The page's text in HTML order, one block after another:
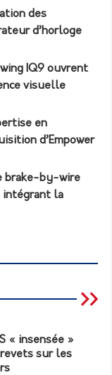
des
d’horloge
IQ9 ouvrent
visuelle
en
d’Empower
brake-by-wire
intégrant la
« insensée »
sur les